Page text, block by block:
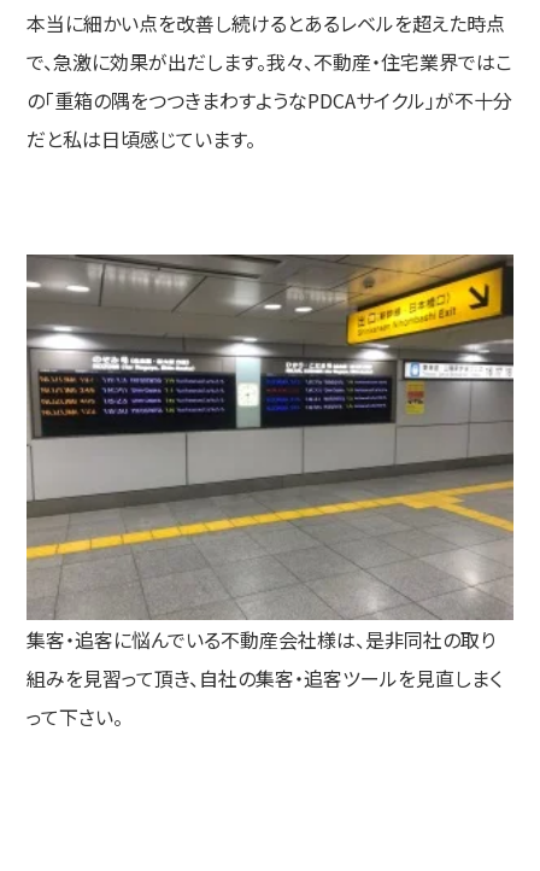
本当に細かい点を改善し続けるとあるレベルを超えた時点
で、急激に効果が出だします。我々、不動産・住宅業界ではこ
の「重箱の隅をつつきまわすようなPDCAサイクル」が不十分
だと私は日頃感じています。
集客・追客に悩んでいる不動産会社様は、是非同社の取り
組みを見習って頂き、自社の集客・追客ツールを見直しまく
って下さい。